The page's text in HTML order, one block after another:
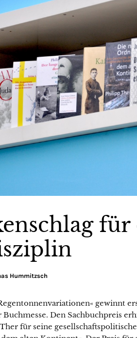
für
Hummitzsch
gewinnt
Buchmesse. Den Sachbuchpreis
für seine